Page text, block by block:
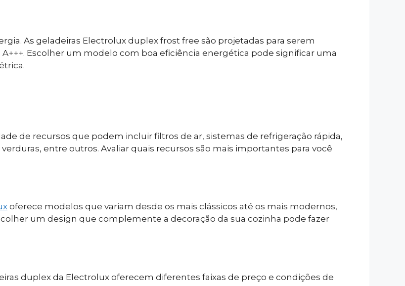
As geladeiras Electrolux duplex frost free são projetadas para serem
Escolher um modelo com boa eficiência energética pode significar uma
de recursos que podem incluir filtros de ar, sistemas de refrigeração rápida,
entre outros. Avaliar quais recursos são mais importantes para você
oferece modelos que variam desde os mais clássicos até os mais modernos,
um design que complemente a decoração da sua cozinha pode fazer
duplex da Electrolux oferecem diferentes faixas de preço e condições de